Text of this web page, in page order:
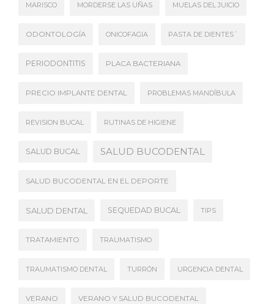
MARISCO MORDERSE LAS UÑAS MUELAS DEL JUICIO
ODONTOLOGÍA ONICOFAGIA PASTA DE DIENTES´
PERIODONTITIS PLACA BACTERIANA
PRECIO IMPLANTE DENTAL PROBLEMAS MANDÍBULA
REVISION BUCAL RUTINAS DE HIGIENE
SALUD BUCAL SALUD BUCODENTAL
SALUD BUCODENTAL EN EL DEPORTE
SALUD DENTAL SEQUEDAD BUCAL TIPS
TRATAMIENTO TRAUMATISMO
TRAUMATISMO DENTAL TURRÓN URGENCIA DENTAL
VERANO VERANO Y SALUD BUCODENTAL